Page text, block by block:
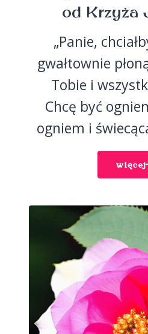
od Krzyża
„Panie,
gwałtownie
Tobie i
Chcę być
ogniem i
więcej